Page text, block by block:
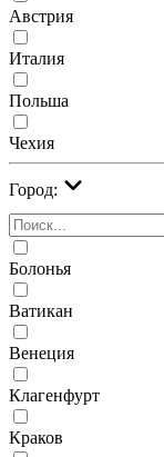
Австрия
Италия
Польша
Чехия
Город:
Болонья
Ватикан
Венеция
Клагенфурт
Краков